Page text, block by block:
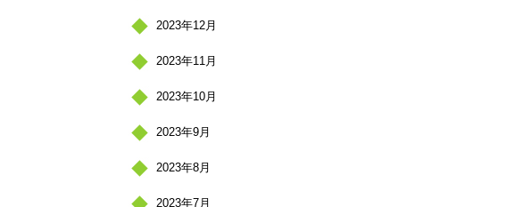
2023年12月
2023年11月
2023年10月
2023年9月
2023年8月
2023年7月